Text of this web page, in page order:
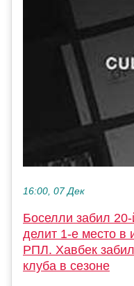
16:00, 07 Дек
Боселли забил
делит 1-е место в
РПЛ. Хавбек
клуба в сезоне